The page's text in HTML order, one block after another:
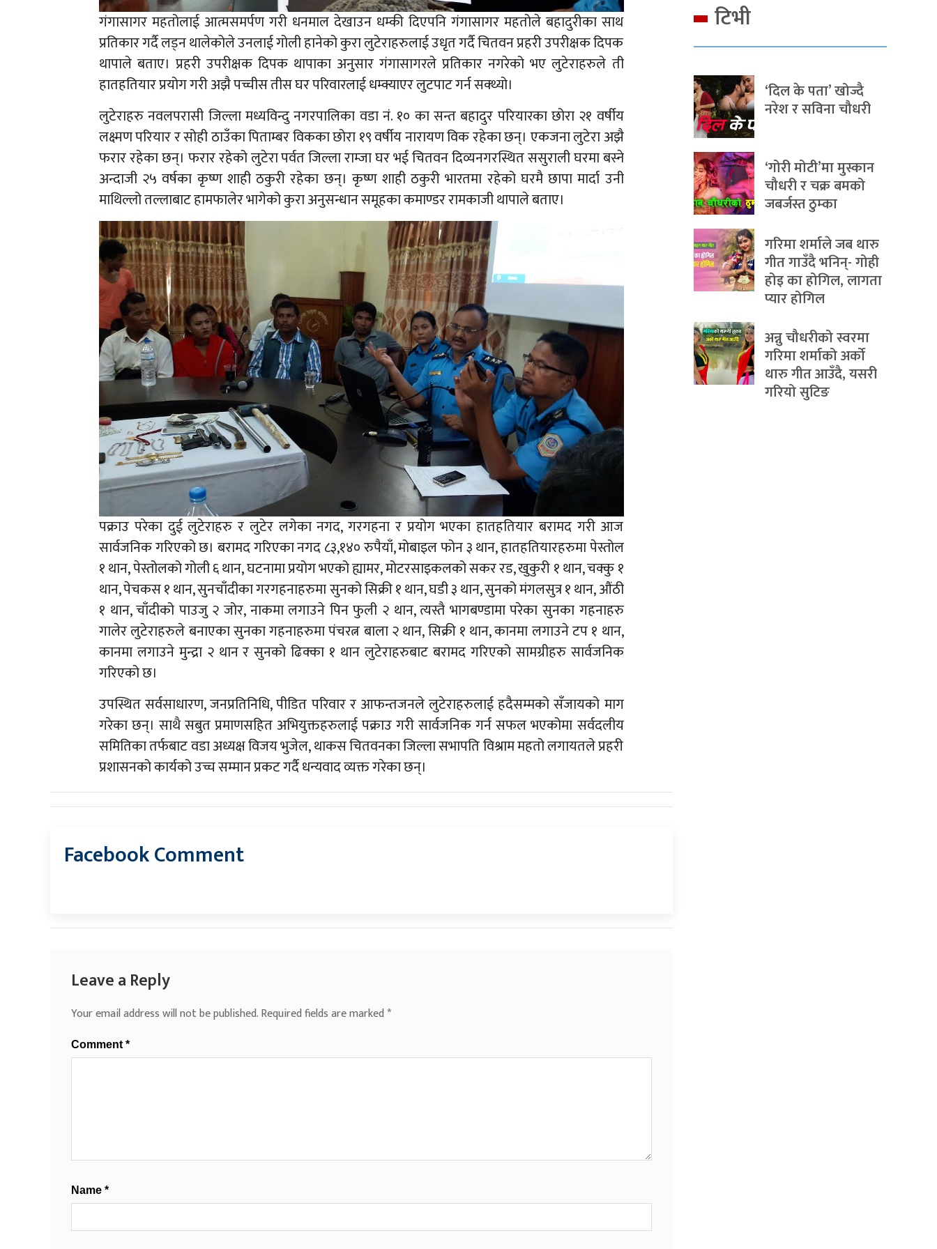
गंगासागर महतोलाई आत्मसमर्पण गरी धनमाल देखाउन धम्की दिएपनि गंगासागर महतोले बहादुरीका साथ
प्रतिकार गर्दै लड्न थालेकोले उनलाई गोली हानेको कुरा लुटेराहरुलाई उधृत गर्दै चितवन प्रहरी उपरीक्षक दिपक
थापाले बताए। प्रहरी उपरीक्षक दिपक थापाका अनुसार गंगासागरले प्रतिकार नगरेको भए लुटेराहरुले ती
हातहतियार प्रयोग गरी अझै पच्चीस तीस घर परिवारलाई धम्क्याएर लुटपाट गर्न सक्थ्यो।
लुटेराहरु नवलपरासी जिल्ला मध्यविन्दु नगरपालिका वडा नं. १० का सन्त बहादुर परियारका छोरा २१ वर्षीय
लक्ष्मण परियार र सोही ठाउँका पिताम्बर विकका छोरा १९ वर्षीय नारायण विक रहेका छन्। एकजना लुटेरा अझै
फरार रहेका छन्। फरार रहेको लुटेरा पर्वत जिल्ला राम्जा घर भई चितवन दिव्यनगरस्थित ससुराली घरमा बस्ने
अन्दाजी २५ वर्षका कृष्ण शाही ठकुरी रहेका छन्। कृष्ण शाही ठकुरी भारतमा रहेको घरमै छापा मार्दा उनी
माथिल्लो तल्लाबाट हामफालेर भागेको कुरा अनुसन्धान समूहका कमाण्डर रामकाजी थापाले बताए।
पक्राउ परेका दुई लुटेराहरु र लुटेर लगेका नगद, गरगहना र प्रयोग भएका हातहतियार बरामद गरी आज
सार्वजनिक गरिएको छ। बरामद गरिएका नगद ८३,१४० रुपैयाँ, मोबाइल फोन ३ थान, हातहतियारहरुमा पेस्तोल
१ थान, पेस्तोलको गोली ६ थान, घटनामा प्रयोग भएको ह्यामर, मोटरसाइकलको सकर रड, खुकुरी १ थान, चक्कु १
थान, पेचकस १ थान, सुनचाँदीका गरगहनाहरुमा सुनको सिक्री १ थान, घडी ३ थान, सुनको मंगलसुत्र १ थान, औंठी
१ थान, चाँदीको पाउजु २ जोर, नाकमा लगाउने पिन फुली २ थान, त्यस्तै भागबण्डामा परेका सुनका गहनाहरु
गालेर लुटेराहरुले बनाएका सुनका गहनाहरुमा पंचरत्न बाला २ थान, सिक्री १ थान, कानमा लगाउने टप १ थान,
कानमा लगाउने मुन्द्रा २ थान र सुनको ढिक्का १ थान लुटेराहरुबाट बरामद गरिएको सामग्रीहरु सार्वजनिक
गरिएको छ।
उपस्थित सर्वसाधारण, जनप्रतिनिधि, पीडित परिवार र आफन्तजनले लुटेराहरुलाई हदैसम्मको सँजायको माग
गरेका छन्। साथै सबुत प्रमाणसहित अभियुक्तहरुलाई पक्राउ गरी सार्वजनिक गर्न सफल भएकोमा सर्वदलीय
समितिका तर्फबाट वडा अध्यक्ष विजय भुजेल, थाकस चितवनका जिल्ला सभापति विश्राम महतो लगायतले प्रहरी
प्रशासनको कार्यको उच्च सम्मान प्रकट गर्दै धन्यवाद व्यक्त गरेका छन्।
Facebook Comment
Leave a Reply
Your email address will not be published.Required fields are marked*
Comment *
Name *
टिभी
‘दिल के पता’ खोज्दै
नरेश र सविना चौधरी
‘गोरी मोटी’मा मुस्कान
चौधरी र चक्र बमको
जबर्जस्त ठुम्का
गरिमा शर्माले जब थारु
गीत गाउँदै भनिन्- गोही
होइ का होगिल, लागता
प्यार होगिल
अन्नु चौधरीको स्वरमा
गरिमा शर्माको अर्को
थारु गीत आउँदै, यसरी
गरियो सुटिङ